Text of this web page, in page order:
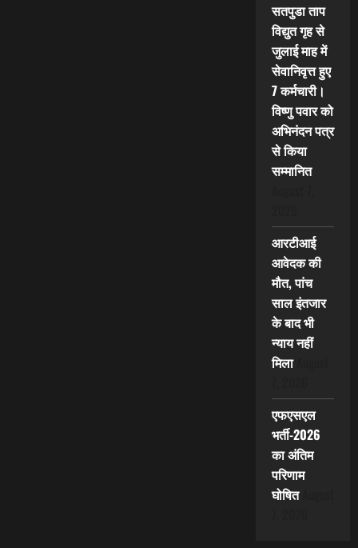
सतपुडा ताप
विद्युत गृह से
जुलाई माह में
सेवानिवृत्त हुए
7 कर्मचारी।
विष्णु पवार को
अभिनंदन पत्र
से किया
सम्मानित
आरटीआई
आवेदक की
मौत, पांच
साल इंतजार
के बाद भी
न्याय नहीं
मिला
एफएसएल
भर्ती-2026
का अंतिम
परिणाम
घोषित